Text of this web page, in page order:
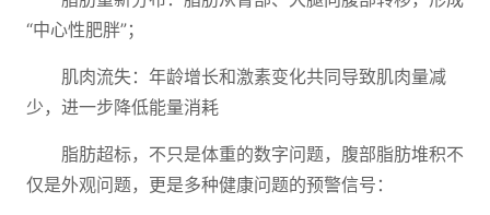
“中心性肥胖”；
肌肉流失：年龄增长和激素变化共同导致肌肉量减
少，进一步降低能量消耗
脂肪超标，不只是体重的数字问题，腹部脂肪堆积不
仅是外观问题，更是多种健康问题的预警信号：